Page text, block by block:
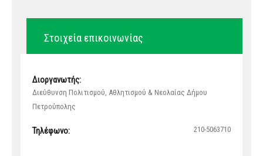
Στοιχεία επικοινωνίας
Διοργανωτής:
Διεύθυνση Πολιτισμού, Αθλητισμού & Νεολαίας Δήμου
Πετρούπολης
Τηλέφωνο: 210-5063710